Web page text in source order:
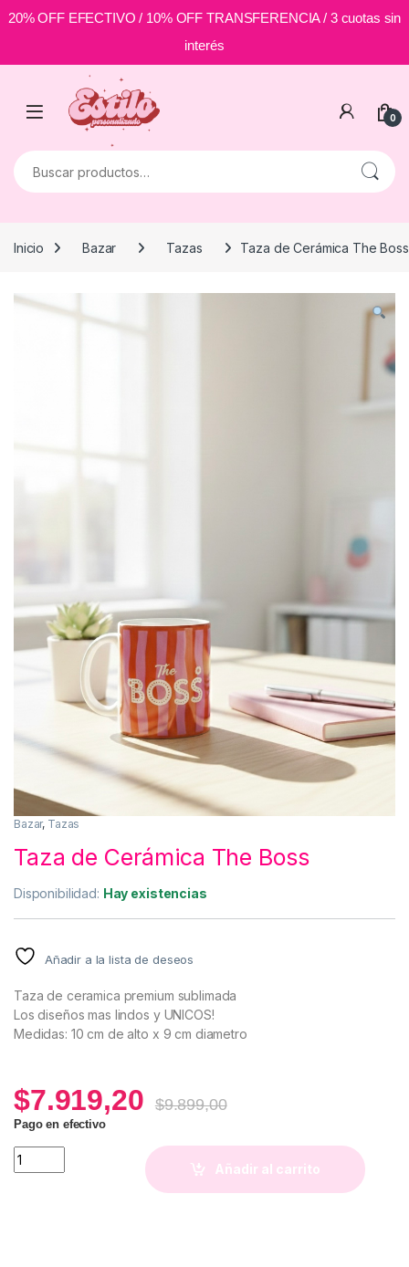
20% OFF EFECTIVO / 10% OFF TRANSFERENCIA / 3 cuotas sin
interés
Skip to navigation
0
Buscar por:
Inicio Bazar Tazas Taza de Cerámica The Boss
Bazar, Tazas
Taza de Cerámica The Boss
Disponibilidad: Hay existencias
Añadir a la lista de deseos
Taza de ceramica premium sublimada
Los diseños mas lindos y UNICOS!
Medidas: 10 cm de alto x 9 cm diametro
$7.919,20 $9.899,00
Pago en efectivo
Taza de Cerámica The Boss quantity
Añadir al carrito